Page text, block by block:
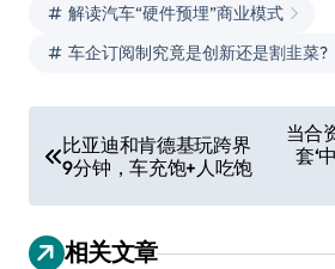
解读汽车“硬件预埋”商业模式
车企订阅制究竟是创新还是割韭菜?
章
导
航
比亚迪和肯德基玩跨界
9分钟，车充饱+人吃饱
当合
套‘
相关文章